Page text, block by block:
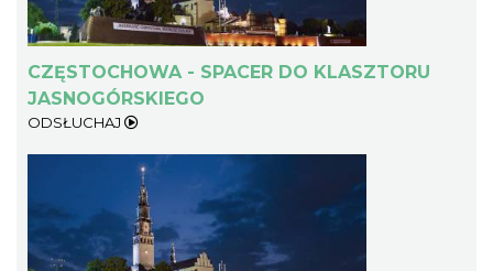
CZĘSTOCHOWA - SPACER DO KLASZTORU
JASNOGÓRSKIEGO
ODSŁUCHAJ